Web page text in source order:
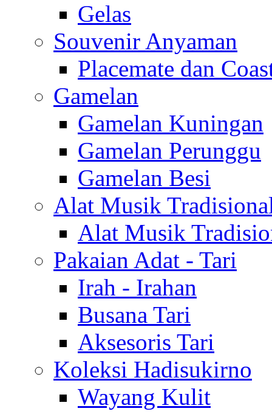
Gelas
Souvenir Anyaman
Placemate dan
Gamelan
Gamelan Kuningan
Gamelan Perunggu
Gamelan Besi
Alat Musik
Alat Musik
Pakaian Adat - Tari
Irah - Irahan
Busana Tari
Aksesoris Tari
Koleksi Hadisukirno
Wayang Kulit